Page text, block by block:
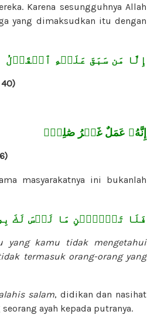
Karena sesungguhnya Allah
yang dimaksudkan itu dengan
إِلَّا مَن سَبَقَ عَلَيۡهِ ٱلۡقَوۡلُ
إِنَّهُۥ عَمَلٌ غَيۡرُ صَٰلِحٖۖ
masyarakatnya ini bukanlah
فَلَا تَسۡ‍َٔلۡنِ مَا لَيۡسَ لَكَ
yang kamu tidak mengetahui
termasuk orang-orang yang
salam, didikan dan nasihat
ayah kepada putranya.